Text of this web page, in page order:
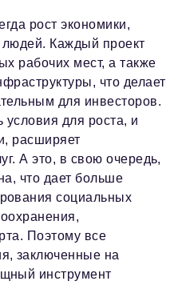
рост экономики,
Каждый проект
рабочих мест, а также
что делает
для инвесторов.
условия для роста, и
расширяет
А это, в свою очередь,
что дает больше
социальных
Поэтому все
заключенные на
инструмент